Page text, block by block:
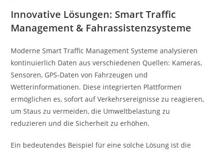
Innovative Lösungen: Smart Traffic
Management & Fahrassistenzsysteme
Moderne Smart Traffic Management Systeme analysieren
kontinuierlich Daten aus verschiedenen Quellen: Kameras,
Sensoren, GPS-Daten von Fahrzeugen und
Wetterinformationen. Diese integrierten Plattformen
ermöglichen es, sofort auf Verkehrsereignisse zu reagieren,
um Staus zu vermeiden, die Umweltbelastung zu
reduzieren und die Sicherheit zu erhöhen.
Ein bedeutendes Beispiel für eine solche Lösung ist die